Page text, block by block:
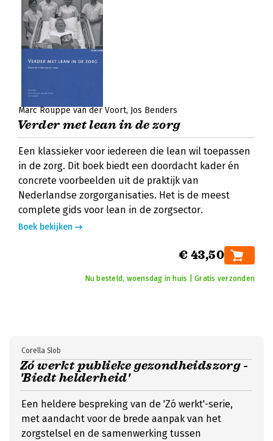
Marc Rouppe van der Voort Jos Benders
Verder met lean in de zorg
Een klassieker voor iedereen die lean wil toepassen
in de zorg. Dit boek biedt een doordacht kader én
concrete voorbeelden uit de praktijk van
Nederlandse zorgorganisaties. Het is de meest
complete gids voor lean in de zorgsector.
Boek bekijken
€ 43,50
Nu besteld, woensdag in huis | Gratis verzonden
Zó werkt publieke gezondheidszorg -
'Biedt helderheid'
Corella Slob
Een heldere bespreking van de 'Zó werkt'-serie,
met aandacht voor de brede aanpak van het
zorgstelsel en de samenwerking tussen